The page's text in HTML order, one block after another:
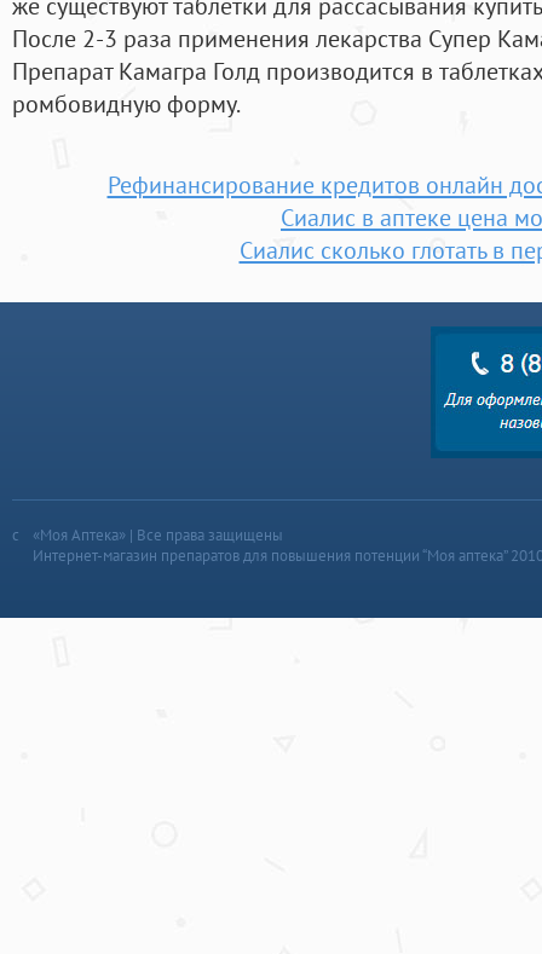
После 2-3 раза применения лекарства Супер
Препарат Камагра Голд производится в
ромбовидную форму.
Рефинансирование кредитов онлайн
Сиалис в аптеке цена
Сиалис сколько глотать в
«Моя Аптека» | Все права защищены
Интернет-магазин препаратов для повышения потенции “Моя аптека”